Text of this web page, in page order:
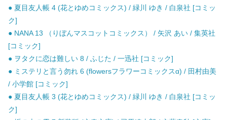
● 夏目友人帳 4 (花とゆめコミックス) / 緑川 ゆき / 白泉社 [コミッ
ク]
● NANA 13 （りぼんマスコットコミックス） / 矢沢 あい / 集英社
[コミック]
● ヲタクに恋は難しい 8 / ふじた / 一迅社 [コミック]
● ミステリと言う勿れ 6 (flowersフラワーコミックスα) / 田村由美
/ 小学館 [コミック]
● 夏目友人帳 3 (花とゆめコミックス) / 緑川 ゆき / 白泉社 [コミッ
ク]